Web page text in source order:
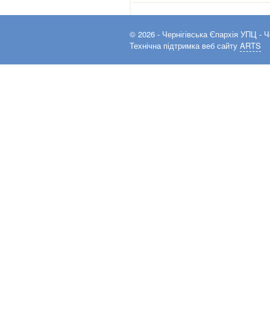
© 2026 - Чернігівська Єпархія УПЦ -
Технічна підтримка веб сайту ARTS